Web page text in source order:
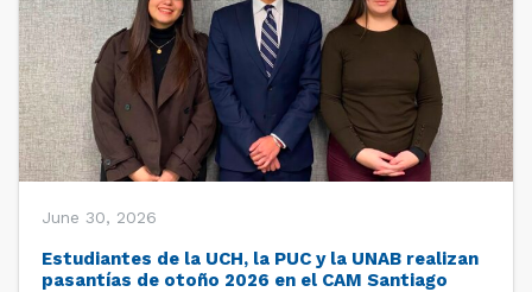
June 30, 2026
Estudiantes de la UCH, la PUC y la UNAB realizan
pasantías de otoño 2026 en el CAM Santiago